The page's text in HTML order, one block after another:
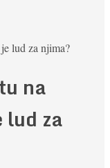
lud za njima?
na
za